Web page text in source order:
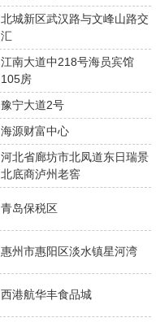
北城新区武汉路与文峰山路交
汇
江南大道中218号海员宾馆
105房
豫宁大道2号
海源财富中心
河北省廊坊市北凤道东日瑞景
北底商泸州老窖
青岛保税区
惠州市惠阳区淡水镇星河湾
西港航华丰食品城